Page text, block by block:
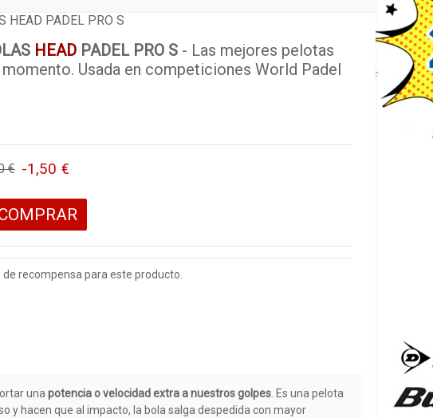
HEAD PADEL PRO S
HEADPADEL PRO S- Las mejores pelotas
Usada en competiciones World Padel
€ -1,50 €
de recompensa para este producto.
unapotencia o velocidad extra a nuestros golpes. Es una pelota
y hacen que al impacto, la bola salga despedida con mayor